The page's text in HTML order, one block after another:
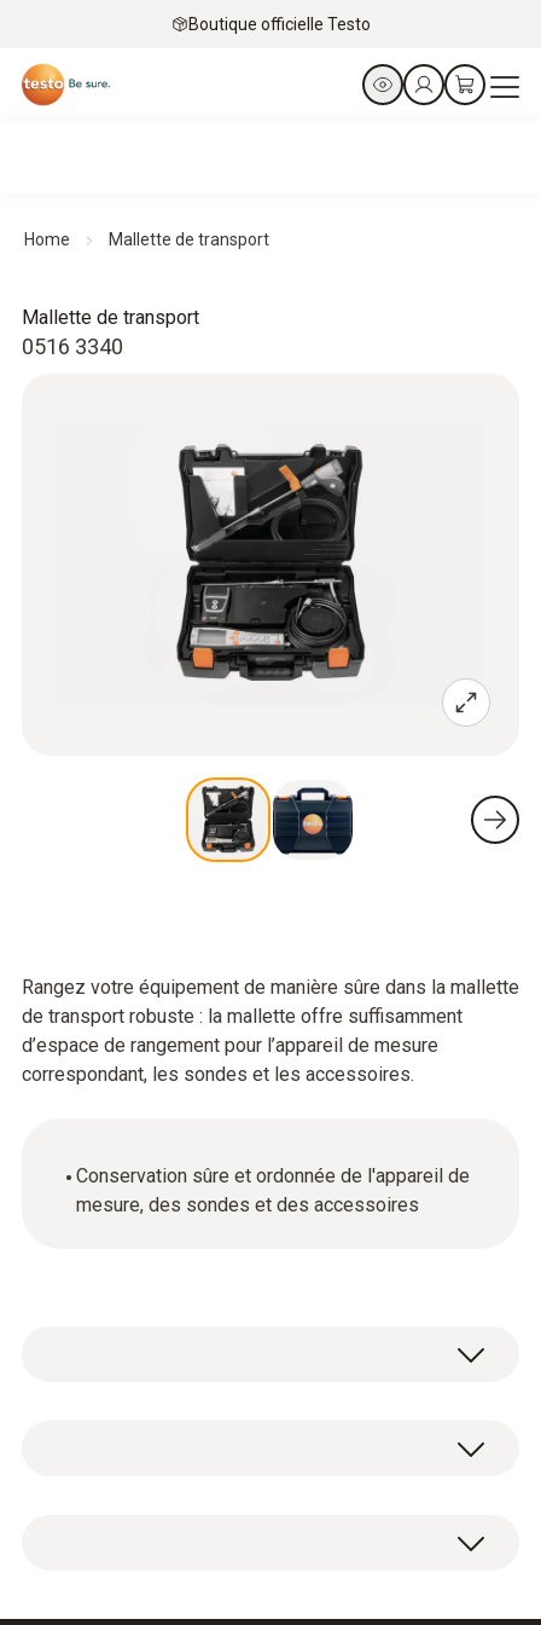
Boutique officielle Testo
Home Mallette de transport
0516 3340
Mallette de transport
Rangez votre équipement de manière sûre dans la mallette
de transport robuste : la mallette offre suffisamment
d’espace de rangement pour l’appareil de mesure
correspondant, les sondes et les accessoires.
Conservation sûre et ordonnée de l'appareil de
mesure, des sondes et des accessoires